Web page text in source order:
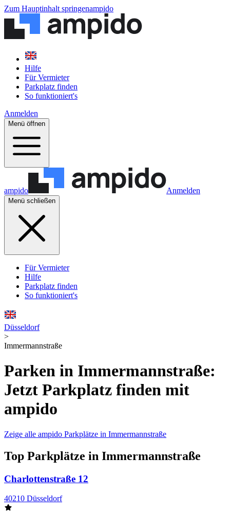
Zum Hauptinhalt springenampido
Hilfe
Für Vermieter
Parkplatz finden
So funktioniert's
Anmelden
Menü öffnen
ampido Anmelden
Menü schließen
Für Vermieter
Hilfe
Parkplatz finden
So funktioniert's
Düsseldorf
>
Immermannstraße
Parken in Immermannstraße:
Jetzt Parkplatz finden mit
ampido
Zeige alle ampido Parkplätze in Immermannstraße
Top Parkplätze in Immermannstraße
Charlottenstraße 12
40210 Düsseldorf